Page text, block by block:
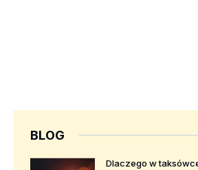
BLOG
Dlaczego w